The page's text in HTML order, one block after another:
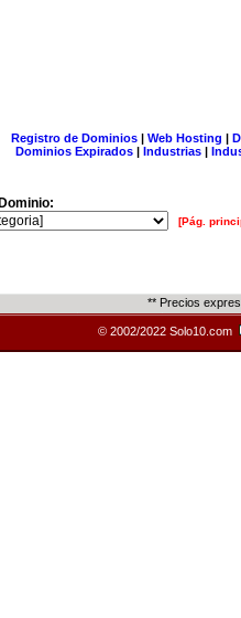
Registro de Dominios| Web Hosting |
Dominios Expirados | Industrias |
[Pág.
** Precios
© 2002/2022 Solo10.com